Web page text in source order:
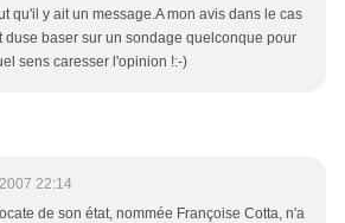
qu'il y ait un message.A mon avis dans le cas
duse baser sur un sondage quelconque pour
sens caresser l'opinion !:-)
22:14
de son état, nommée Françoise Cotta, n'a